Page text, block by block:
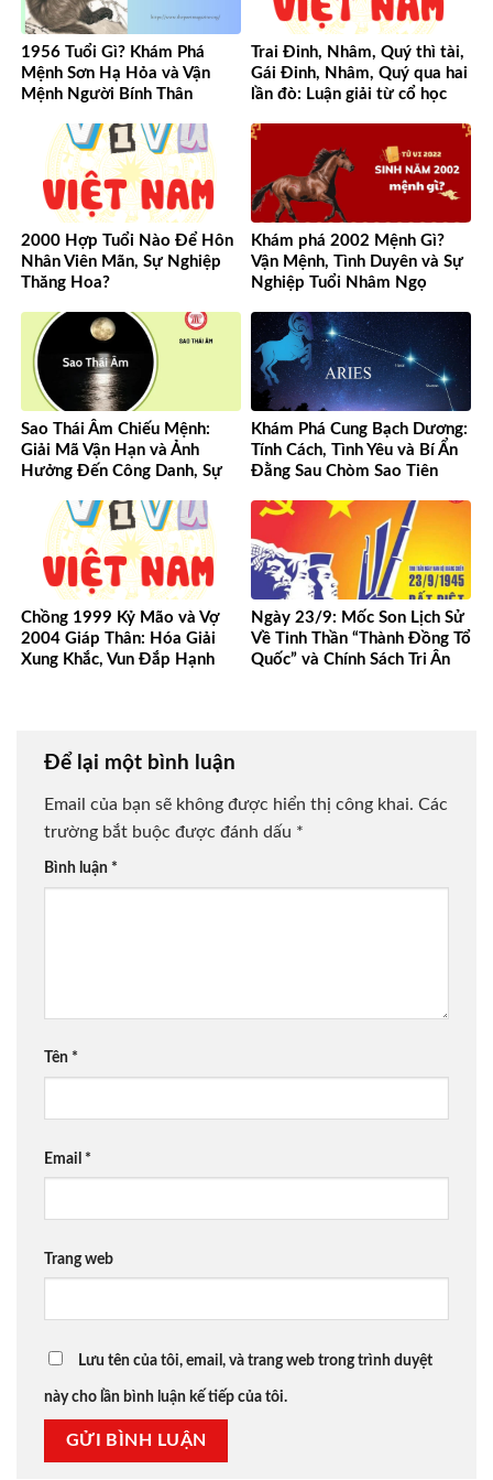
1956 Tuổi Gì? Khám Phá
Mệnh Sơn Hạ Hỏa và Vận
Mệnh Người Bính Thân
Trai Đinh, Nhâm, Quý thì tài,
Gái Đinh, Nhâm, Quý qua hai
lần đò: Luận giải từ cổ học
2000 Hợp Tuổi Nào Để Hôn
Nhân Viên Mãn, Sự Nghiệp
Thăng Hoa?
Khám phá 2002 Mệnh Gì?
Vận Mệnh, Tình Duyên và Sự
Nghiệp Tuổi Nhâm Ngọ
Sao Thái Âm Chiếu Mệnh:
Giải Mã Vận Hạn và Ảnh
Hưởng Đến Công Danh, Sự
Khám Phá Cung Bạch Dương:
Tính Cách, Tình Yêu và Bí Ẩn
Đằng Sau Chòm Sao Tiên
Chồng 1999 Kỷ Mão và Vợ
2004 Giáp Thân: Hóa Giải
Xung Khắc, Vun Đắp Hạnh
Ngày 23/9: Mốc Son Lịch Sử
Về Tinh Thần “Thành Đồng Tổ
Quốc” và Chính Sách Tri Ân
Để lại một bình luận
Email của bạn sẽ không được hiển thị công khai. Các
trường bắt buộc được đánh dấu *
Bình luận *
Tên *
Email *
Trang web
Lưu tên của tôi, email, và trang web trong trình duyệt
này cho lần bình luận kế tiếp của tôi.